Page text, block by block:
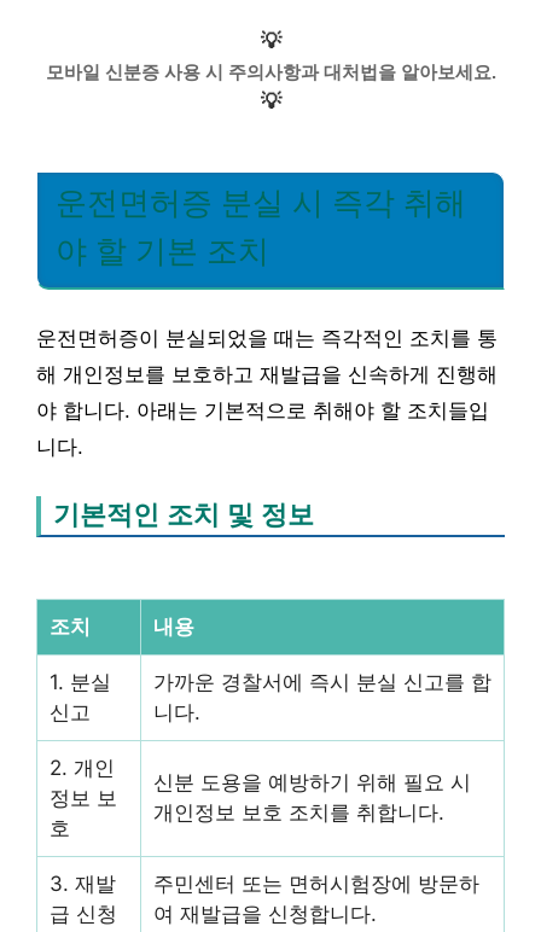
💡
모바일 신분증 사용 시 주의사항과 대처법을 알아보세요.
💡
운전면허증 분실 시 즉각 취해
야 할 기본 조치
운전면허증이 분실되었을 때는 즉각적인 조치를 통
해 개인정보를 보호하고 재발급을 신속하게 진행해
야 합니다. 아래는 기본적으로 취해야 할 조치들입
니다.
기본적인 조치 및 정보
조치 내용
1. 분실
신고
가까운 경찰서에 즉시 분실 신고를 합
니다.
2. 개인
정보 보
호
신분 도용을 예방하기 위해 필요 시
개인정보 보호 조치를 취합니다.
3. 재발
급 신청
주민센터 또는 면허시험장에 방문하
여 재발급을 신청합니다.